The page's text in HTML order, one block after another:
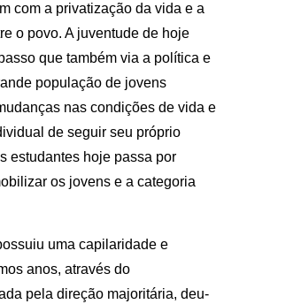
com a privatização da vida e a
o povo. A juventude de hoje
que também via a política e
população de jovens
nas condições de vida e
de seguir seu próprio
estudantes hoje passa por
os jovens e a categoria
uma capilaridade e
anos, através do
pela direção majoritária, deu-